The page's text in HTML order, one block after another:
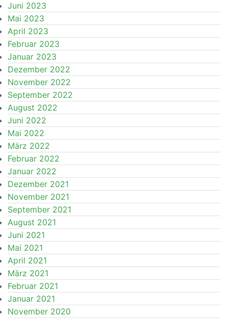
Juni 2023
Mai 2023
April 2023
Februar 2023
Januar 2023
Dezember 2022
November 2022
September 2022
August 2022
Juni 2022
Mai 2022
März 2022
Februar 2022
Januar 2022
Dezember 2021
November 2021
September 2021
August 2021
Juni 2021
Mai 2021
April 2021
März 2021
Februar 2021
Januar 2021
November 2020